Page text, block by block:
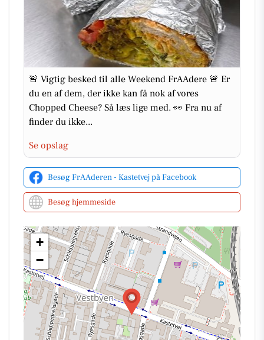
🚨 Vigtig besked til alle Weekend FrAAdere 🚨 Er
du en af dem, der ikke kan få nok af vores
Chopped Cheese? Så læs lige med. 👀 Fra nu af
finder du ikke...
Se opslag
Besøg FrAAderen - Kastetvej på Facebook
Besøg hjemmeside
+
−